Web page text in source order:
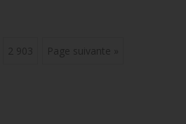
2 903 Page suivante »